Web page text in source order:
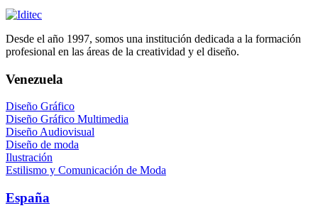
Desde el año 1997, somos una institución dedicada a la formación
profesional en las áreas de la creatividad y el diseño.
Venezuela
Diseño Gráfico
Diseño Gráfico Multimedia
Diseño Audiovisual
Diseño de moda
Ilustración
Estilismo y Comunicación de Moda
España